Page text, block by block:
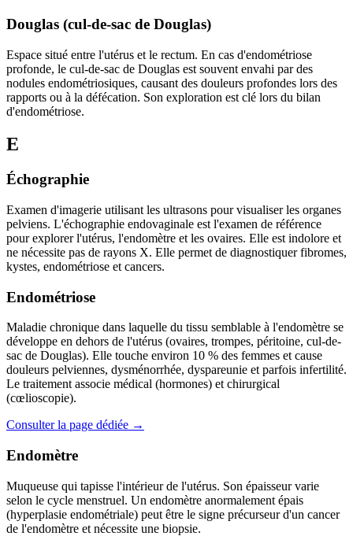
Douglas (cul-de-sac de Douglas)
Espace situé entre l'utérus et le rectum. En cas d'endométriose
profonde, le cul-de-sac de Douglas est souvent envahi par des
nodules endométriosiques, causant des douleurs profondes lors des
rapports ou à la défécation. Son exploration est clé lors du bilan
d'endométriose.
E
Échographie
Examen d'imagerie utilisant les ultrasons pour visualiser les organes
pelviens. L'échographie endovaginale est l'examen de référence
pour explorer l'utérus, l'endomètre et les ovaires. Elle est indolore et
ne nécessite pas de rayons X. Elle permet de diagnostiquer fibromes,
kystes, endométriose et cancers.
Endométriose
Maladie chronique dans laquelle du tissu semblable à l'endomètre se
développe en dehors de l'utérus (ovaires, trompes, péritoine, cul-de-
sac de Douglas). Elle touche environ 10 % des femmes et cause
douleurs pelviennes, dysménorrhée, dyspareunie et parfois infertilité.
Le traitement associe médical (hormones) et chirurgical
(cœlioscopie).
Consulter la page dédiée →
Endomètre
Muqueuse qui tapisse l'intérieur de l'utérus. Son épaisseur varie
selon le cycle menstruel. Un endomètre anormalement épais
(hyperplasie endométriale) peut être le signe précurseur d'un cancer
de l'endomètre et nécessite une biopsie.